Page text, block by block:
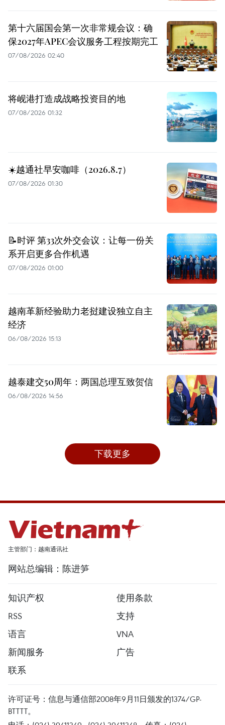
第十六届国会第一次非常规会议：确
保2027年APEC会议服务工程按期完工
07/08/2026 02:40
将岘港打造成战略投资目的地
07/08/2026 01:32
☀️越通社早安咖啡（2026.8.7）
07/08/2026 01:30
📝时评 第33次外交会议：让每一份关
系开启更多合作机遇
07/08/2026 01:00
越南革新经验助力老挝建设独立自主
经济
06/08/2026 15:13
越泰建交50周年：两国总理互致贺信
06/08/2026 14:56
下载更多
主管部门：越南通讯社
网站总编辑：陈进笋
知识产权
使用条款
RSS
支持
语言
VNA
新闻服务
广告
联系
许可证号：信息与通信部2008年9月11日颁发的1374/GP-
BTTTT。